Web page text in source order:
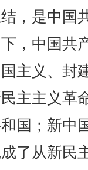
，是中国
，中国共
主义、封
主主义革
国；新中
了从新民